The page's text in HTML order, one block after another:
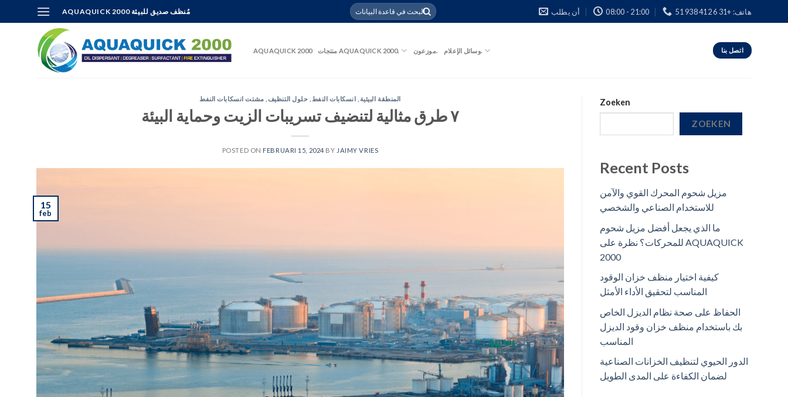
to
AQUAQUICK 2000 مُنظف صديق للبيئة أن يطلب 08:00 - 21:00 هاتف: +31 6 412 938 51
AQUAQUICK 2000 منتجات AQUAQUICK 2000. موزعون. وسائل الإعلام. اتصل بنا
المنطقة البيئية انسكابات النفط حلول التنظيف مشتت انسكابات النفط
٧ طرق مثالية لتنضيف تسريبات الزيت وحماية البيئة
POSTED ON FEBRUARI 15, 2024 BY JAIMY VRIES
15
feb
Zoeken
ZOEKEN
Recent Posts
مزيل شحوم المحرك القوي والآمن
للاستخدام الصناعي والشخصي
ما الذي يجعل أفضل مزيل شحوم
للمحركات؟ نظرة على AQUAQUICK
2000
كيفية اختيار منظف خزان الوقود
المناسب لتحقيق الأداء الأمثل
الحفاظ على صحة نظام الديزل الخاص
بك باستخدام منظف خزان وقود الديزل
المناسب
الدور الحيوي لتنظيف الخزانات الصناعية
لضمان الكفاءة على المدى الطويل